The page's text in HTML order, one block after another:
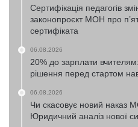
Сертифікація педагогів
законопроєкт МОН про
сертифіката
06.08.2026
20% до зарплати
рішення перед стартом
06.08.2026
Чи скасовує новий наказ
Юридичний аналіз нової